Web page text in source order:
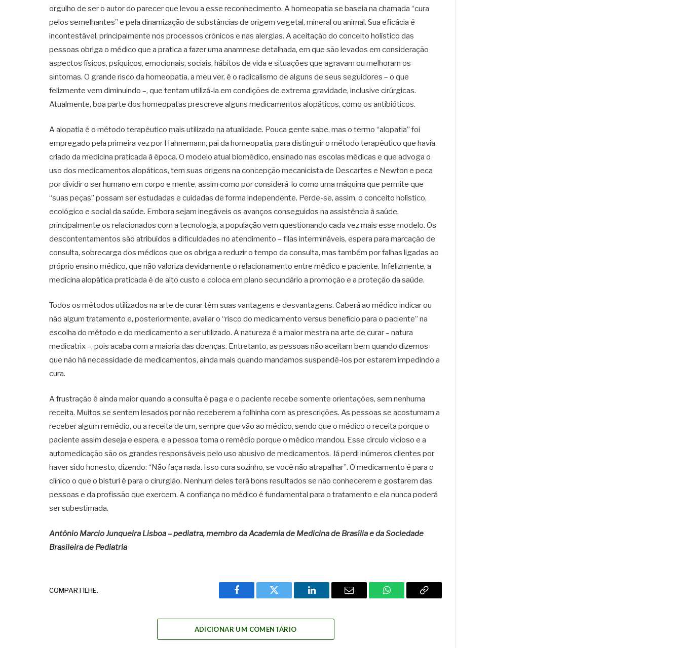
orgulho de ser o autor do parecer que levou a esse reconhecimento. A homeopatia se baseia na chamada “cura
pelos semelhantes” e pela dinamização de substâncias de origem vegetal, mineral ou animal. Sua eficácia é
incontestável, principalmente nos processos crônicos e nas alergias. A aceitação do conceito holístico das
pessoas obriga o médico que a pratica a fazer uma anamnese detalhada, em que são levados em consideração
aspectos físicos, psíquicos, emocionais, sociais, hábitos de vida e situações que agravam ou melhoram os
sintomas. O grande risco da homeopatia, a meu ver, é o radicalismo de alguns de seus seguidores – o que
felizmente vem diminuindo –, que tentam utilizá-la em condições de extrema gravidade, inclusive cirúrgicas.
Atualmente, boa parte dos homeopatas prescreve alguns medicamentos alopáticos, como os antibióticos.
A alopatia é o método terapêutico mais utilizado na atualidade. Pouca gente sabe, mas o termo “alopatia” foi
empregado pela primeira vez por Hahnemann, pai da homeopatia, para distinguir o método terapêutico que havia
criado da medicina praticada à época. O modelo atual biomédico, ensinado nas escolas médicas e que advoga o
uso dos medicamentos alopáticos, tem suas origens na concepção mecanicista de Descartes e Newton e peca
por dividir o ser humano em corpo e mente, assim como por considerá-lo como uma máquina que permite que
“suas peças” possam ser estudadas e cuidadas de forma independente. Perde-se, assim, o conceito holístico,
ecológico e social da saúde. Embora sejam inegáveis os avanços conseguidos na assistência à saúde,
principalmente os relacionados com a tecnologia, a população vem questionando cada vez mais esse modelo. Os
descontentamentos são atribuídos a dificuldades no atendimento – filas intermináveis, espera para marcação de
consulta, sobrecarga dos médicos que os obriga a reduzir o tempo da consulta, mas também por falhas ligadas ao
próprio ensino médico, que não valoriza devidamente o relacionamento entre médico e paciente. Infelizmente, a
medicina alopática praticada é de alto custo e coloca em plano secundário a promoção e a proteção da saúde.
Todos os métodos utilizados na arte de curar têm suas vantagens e desvantagens. Caberá ao médico indicar ou
não algum tratamento e, posteriormente, avaliar o “risco do medicamento versus benefício para o paciente” na
escolha do método e do medicamento a ser utilizado. A natureza é a maior mestra na arte de curar – natura
medicatrix –, pois acaba com a maioria das doenças. Entretanto, as pessoas não aceitam bem quando dizemos
que não há necessidade de medicamentos, ainda mais quando mandamos suspendê-los por estarem impedindo a
cura.
A frustração é ainda maior quando a consulta é paga e o paciente recebe somente orientações, sem nenhuma
receita. Muitos se sentem lesados por não receberem a folhinha com as prescrições. As pessoas se acostumam a
receber algum remédio, ou a receita de um, sempre que vão ao médico, sendo que o médico o receita porque o
paciente assim deseja e espera, e a pessoa toma o remédio porque o médico mandou. Esse círculo vicioso e a
automedicação são os grandes responsáveis pelo uso abusivo de medicamentos. Já perdi inúmeros clientes por
haver sido honesto, dizendo: “Não faça nada. Isso cura sozinho, se você não atrapalhar”. O medicamento é para o
clínico o que o bisturi é para o cirurgião. Nenhum deles terá bons resultados se não conhecerem e gostarem das
pessoas e da profissão que exercem. A confiança no médico é fundamental para o tratamento e ela nunca poderá
ser subestimada.
Antônio Marcio Junqueira Lisboa – pediatra, membro da Academia de Medicina de Brasília e da Sociedade
Brasileira de Pediatria
COMPARTILHE.
Facebook Twitter LinkedIn Email WhatsAppCopy
ADICIONAR UM COMENTÁRIO